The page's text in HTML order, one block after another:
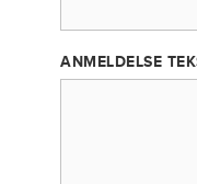
ANMELDELSE